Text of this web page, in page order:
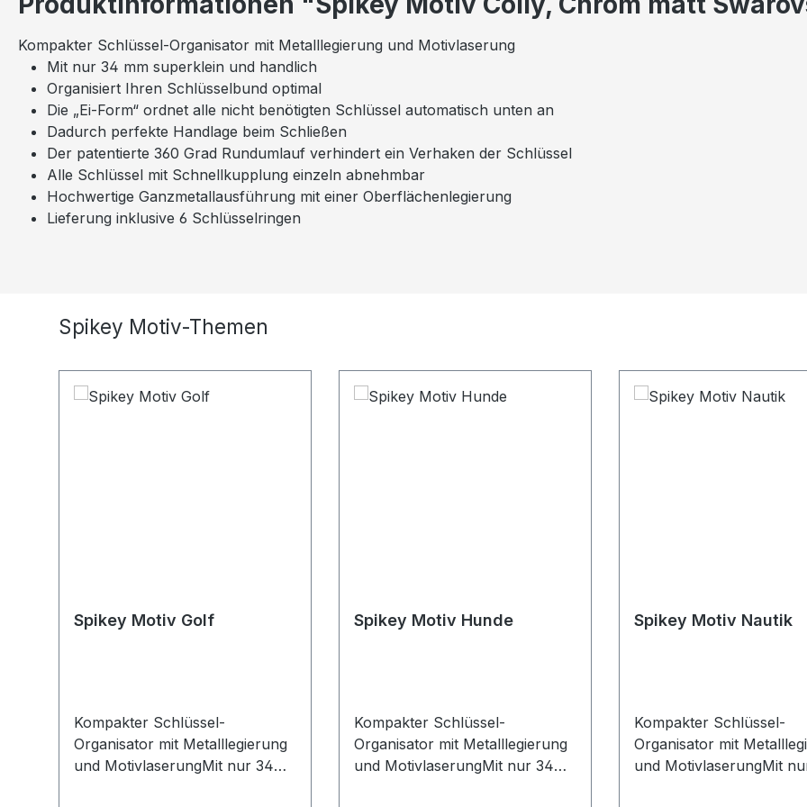
Kompakter Schlüssel-Organisator mit Metalllegierung und Motivlaserung
Mit nur 34 mm superklein und handlich
Organisiert Ihren Schlüsselbund optimal
Die „Ei-Form“ ordnet alle nicht benötigten Schlüssel automatisch unten an
Dadurch perfekte Handlage beim Schließen
Der patentierte 360 Grad Rundumlauf verhindert ein Verhaken der Schlüssel
Alle Schlüssel mit Schnellkupplung einzeln abnehmbar
Hochwertige Ganzmetallausführung mit einer Oberflächenlegierung
Lieferung inklusive 6 Schlüsselringen
Produktgalerie überspringen
Spikey Motiv-Themen
Spikey Motiv Golf
Kompakter Schlüssel-
Organisator mit Metalllegierung
und MotivlaserungMit nur 34
Spikey Motiv Hunde
Kompakter Schlüssel-
Organisator mit Metalllegierung
und MotivlaserungMit nur 34
Spikey Motiv Nautik
Kompakter Schlüssel-
Organisator mit
und MotivlaserungMit